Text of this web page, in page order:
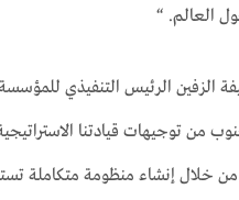
العالم. “
الزفين الرئيس التنفيذي
من توجيهات قيادتنا
من خلال إنشاء منظومة متكاملة